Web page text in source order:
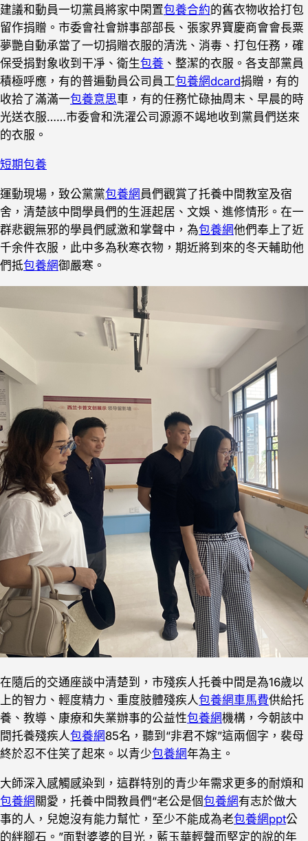
建議和動員一切黨員將家中閑置包養合約的舊衣物收拾打包
留作捐贈。市委會社會辦事部部長、張家界寶慶商會會長粟
夢艷自動承當了一切捐贈衣服的清洗、消毒、打包任務，確
保受捐對象收到干凈、衛生包養 、整潔的衣服。各支部黨員
積極呼應，有的普遍動員公司員工包養網dcard捐贈，有的
收拾了滿滿一包養意思車，有的任務忙碌抽周末、早晨的時
光送衣服……市委會和洗濯公司源源不竭地收到黨員們送來
的衣服。
短期包養
運動現場，致公黨黨包養網 員們觀賞了托養中間教室及宿
舍，清楚該中間學員們的生涯起居、文娛、進修情形。在一
群悲觀無邪的學員們感激和掌聲中，為包養網他們奉上了近
千余件衣服，此中多為秋寒衣物，期近將到來的冬天輔助他
們抵包養網御嚴寒。
在隨后的交通座談中清楚到，市殘疾人托養中間是為16歲以
上的智力、輕度精力、重度肢體殘疾人包養網車馬費供給托
養、教導、康療和失業辦事的公益性包養網機構，今朝該中
間托養殘疾人包養網85名，聽到“非君不嫁”這兩個字，裴母
終於忍不住笑了起來。以青少包養網年為主。
大師深入感觸感染到，這群特別的青少年需求更多的耐煩和
包養網 關愛，托養中間教員們“老公是個包養網有志於做大
事的人，兒媳沒有能力幫忙，至少不能成為老包養網ppt公
的絆腳石。”面對婆婆的目光，藍玉華輕聲而堅定的說的年